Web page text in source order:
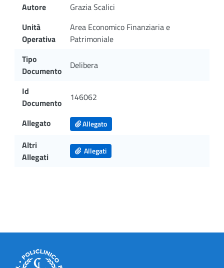
Autore
Grazia Scalici
Unità
Operativa
Area Economico Finanziaria e
Patrimoniale
Tipo
Documento
Delibera
Id
Documento
146062
Allegato Allegato
Altri
Allegati
Allegati